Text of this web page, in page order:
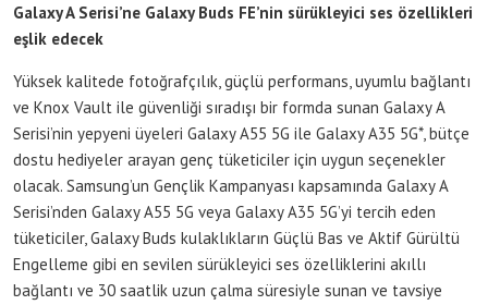
Galaxy A Serisi’ne Galaxy Buds FE’nin sürükleyici ses özellikleri
eşlik edecek
Yüksek kalitede fotoğrafçılık, güçlü performans, uyumlu bağlantı
ve Knox Vault ile güvenliği sıradışı bir formda sunan Galaxy A
Serisi’nin yepyeni üyeleri Galaxy A55 5G ile Galaxy A35 5G*, bütçe
dostu hediyeler arayan genç tüketiciler için uygun seçenekler
olacak. Samsung’un Gençlik Kampanyası kapsamında Galaxy A
Serisi’nden Galaxy A55 5G veya Galaxy A35 5G’yi tercih eden
tüketiciler, Galaxy Buds kulaklıkların Güçlü Bas ve Aktif Gürültü
Engelleme gibi en sevilen sürükleyici ses özelliklerini akıllı
bağlantı ve 30 saatlik uzun çalma süresiyle sunan ve tavsiye